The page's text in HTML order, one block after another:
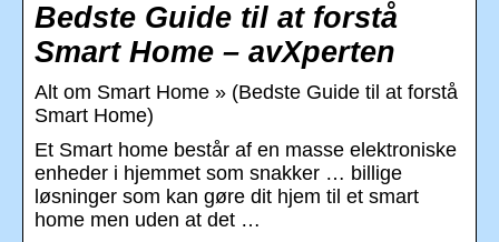
Bedste Guide til at forstå
Smart Home – avXperten
Alt om Smart Home » (Bedste Guide til at forstå
Smart Home)
Et Smart home består af en masse elektroniske
enheder i hjemmet som snakker … billige
løsninger som kan gøre dit hjem til et smart
home men uden at det …